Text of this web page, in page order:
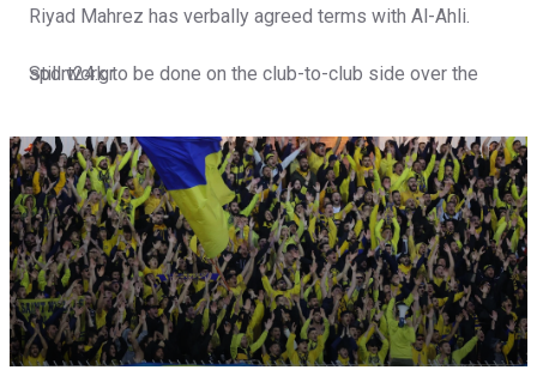
Riyad Mahrez has verbally agreed terms with Al-Ahli.
Still work to be done on the club-to-club side over the
Not a done deal yet, but Mahrez is keen on the move and
Al-Ahli hope to move fast.🇸🇦
pic.twitter.com/Z0SmniQXIP
— Ben Jacobs (@JacobsBen)July 15, 2023
sport24.gr